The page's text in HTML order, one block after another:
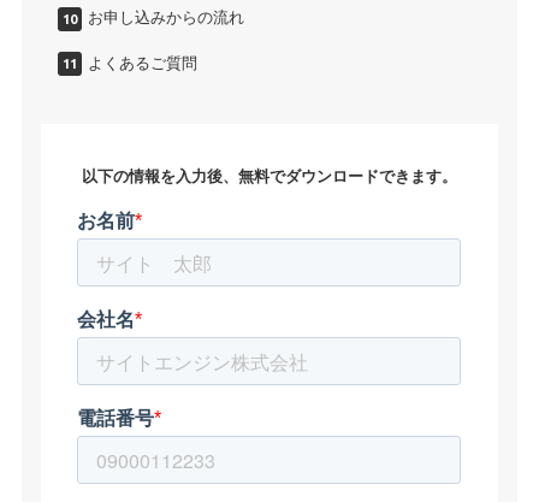
お申し込みからの流れ
よくあるご質問
以下の情報を入力後、無料でダウンロードできます。